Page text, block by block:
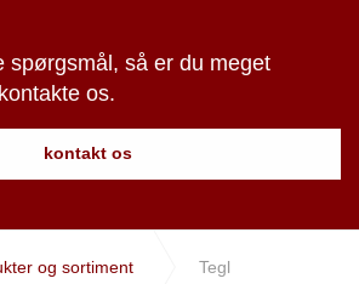
spørgsmål, så er du meget
os.
kontakt os
og sortiment Tegl